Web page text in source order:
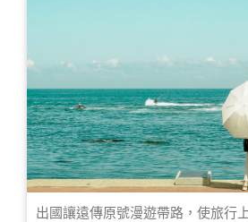
出國讓遠傳原號漫遊帶路，使旅行